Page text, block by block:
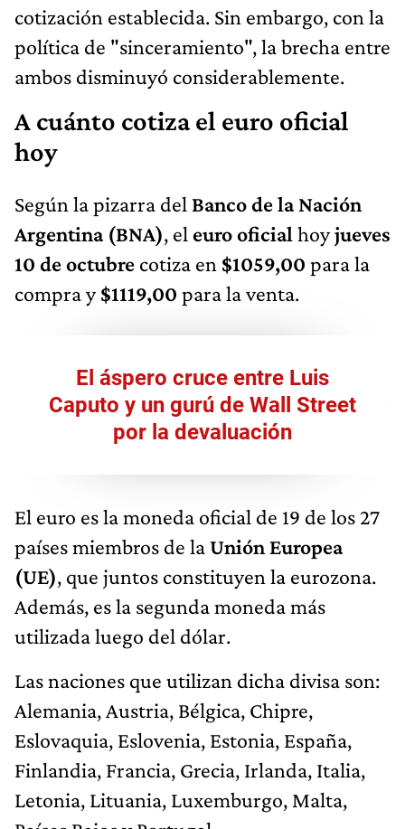
cotización establecida. Sin embargo, con la
política de "sinceramiento", la brecha entre
ambos disminuyó considerablemente.
A cuánto cotiza el euro oficial
hoy
Según la pizarra del Banco de la Nación
Argentina (BNA), el euro oficial hoyjueves
10 de octubre cotiza en $1059,00 para la
compra y$1119,00 para la venta.
El áspero cruce entre Luis
Caputo y un gurú de Wall Street
por la devaluación
El euro es la moneda oficial de 19 de los 27
países miembros de laUnión Europea
(UE), que juntos constituyen la eurozona.
Además, es la segunda moneda más
utilizada luego del dólar.
Las naciones que utilizan dicha divisa son:
Alemania, Austria, Bélgica, Chipre,
Eslovaquia, Eslovenia, Estonia, España,
Finlandia, Francia, Grecia, Irlanda, Italia,
Letonia, Lituania, Luxemburgo, Malta,